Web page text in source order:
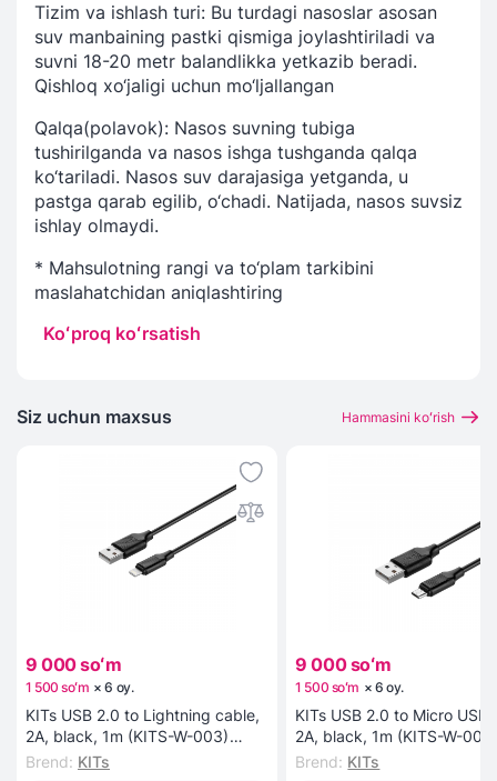
Tizim va ishlash turi: Bu turdagi nasoslar asosan
suv manbaining pastki qismiga joylashtiriladi va
suvni 18-20 metr balandlikka yetkazib beradi.
Qishloq xo‘jaligi uchun mo‘ljallangan
Qalqa(polavok): Nasos suvning tubiga
tushirilganda va nasos ishga tushganda qalqa
ko‘tariladi. Nasos suv darajasiga yetganda, u
pastga qarab egilib, o‘chadi. Natijada, nasos suvsiz
ishlay olmaydi.
* Mahsulotning rangi va to‘plam tarkibini
maslahatchidan aniqlashtiring
Koʻproq koʻrsatish
Siz uchun maxsus Hammasini koʻrish
9 000 soʻm
1 500 soʻm ×6 oy.
KITs USB 2.0 to Lightning cable,
2A, black, 1m (KITS-W-003)
kabeli
Brend: KITs
9 000 soʻm
1 500 soʻm × 6 oy.
KITs USB 2.0 to Micro USB
2A, black, 1m (KITS-W-
kabeli
Brend: KITs